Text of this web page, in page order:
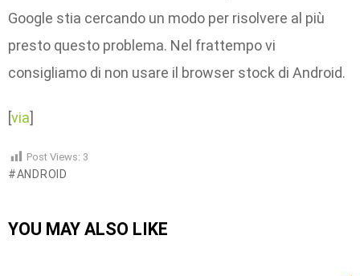
Google stia cercando un modo per risolvere al più
presto questo problema. Nel frattempo vi
consigliamo di non usare il browser stock di Android.
[via]
Post Views: 3
ANDROID
YOU MAY ALSO LIKE